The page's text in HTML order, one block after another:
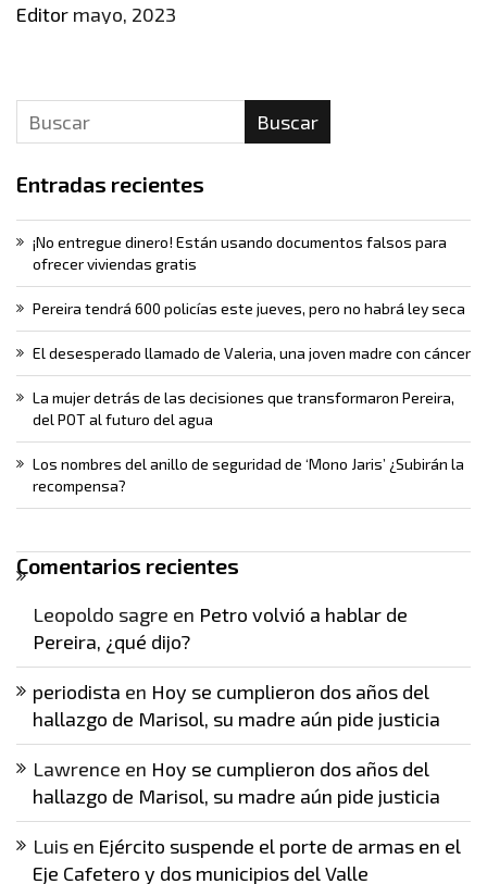
Editor mayo, 2023
Buscar
Entradas recientes
¡No entregue dinero! Están usando documentos falsos para
ofrecer viviendas gratis
Pereira tendrá 600 policías este jueves, pero no habrá ley seca
El desesperado llamado de Valeria, una joven madre con cáncer
La mujer detrás de las decisiones que transformaron Pereira,
del POT al futuro del agua
Los nombres del anillo de seguridad de ‘Mono Jaris’ ¿Subirán la
recompensa?
Comentarios recientes
Leopoldo sagre en Petro volvió a hablar de
Pereira, ¿qué dijo?
periodista en Hoy se cumplieron dos años del
hallazgo de Marisol, su madre aún pide justicia
Lawrence en Hoy se cumplieron dos años del
hallazgo de Marisol, su madre aún pide justicia
Luis en Ejército suspende el porte de armas en el
Eje Cafetero y dos municipios del Valle